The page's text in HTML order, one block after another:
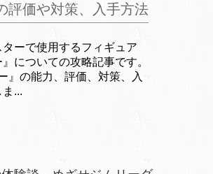
評価や対策、入手方法
ーで使用するフィギュア
』についての攻略記事です。
』の能力、評価、対策、入
...